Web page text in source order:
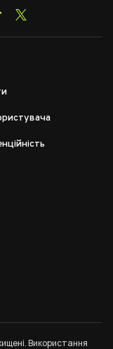
Використання